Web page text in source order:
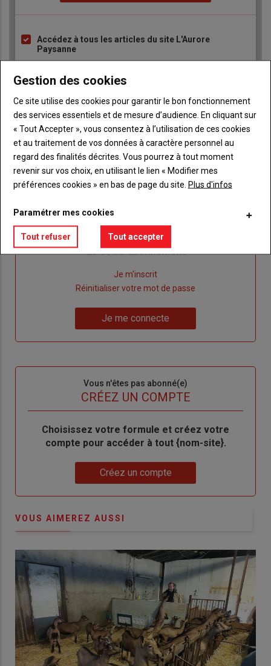
ListeAccédez à tous les articles du site L'Aurore
Paysanne
numérique, sur tous les supports
newsletter du journal L'Aurore Paysanne
Vous êtes abonné(e)
TITRE IDENTIFIEZ-VOUS
Body
Connectez-vous à votre compte pour profiter
de votre abonnement
Je m'inscrit
de
Réinitialiser votre mot de passe
me
Je me connecte
Vous n'êtes pas abonné(e)
CRÉEZ UN COMPTE
BodyChoisissez votre formule et créez votre
compte pour accéder à tout {nom-site}.
Créez un compte
VOUS AIMEREZ AUSSI
Gestion des cookies
Ce site utilise des cookies pour garantir le bon fonctionnement
des services essentiels et de mesure d’audience. En cliquant sur
« Tout Accepter », vous consentez à l’utilisation de ces cookies
et au traitement de vos données à caractère personnel au
regard des finalités décrites. Vous pourrez à tout moment
revenir sur vos choix, en utilisant le lien « Modifier mes
préférences cookies » en bas de page du site. Plus d'infos
Paramétrer mes cookies
Tout refuser Tout accepter